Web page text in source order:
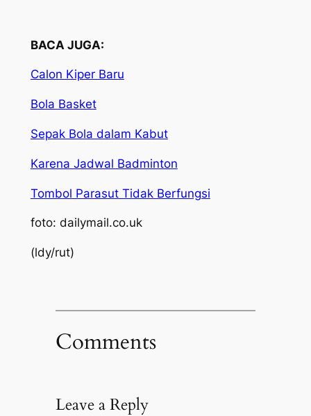
BACA JUGA:
Calon Kiper Baru
Bola Basket
Sepak Bola dalam Kabut
Karena Jadwal Badminton
Tombol Parasut Tidak Berfungsi
foto: dailymail.co.uk
(ldy/rut)
Comments
Leave a Reply